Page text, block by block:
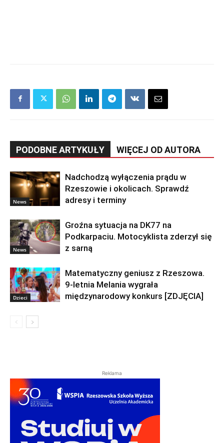
PODOBNE ARTYKUŁY WIĘCEJ OD AUTORA
News
Nadchodzą wyłączenia prądu w
Rzeszowie i okolicach. Sprawdź
adresy i terminy
News
Groźna sytuacja na DK77 na
Podkarpaciu. Motocyklista zderzył się
z sarną
Dzieci
Matematyczny geniusz z Rzeszowa.
9-letnia Melania wygrała
międzynarodowy konkurs [ZDJĘCIA]
Reklama